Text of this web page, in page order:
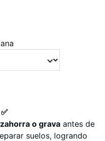
o grava antes de
suelos, logrando